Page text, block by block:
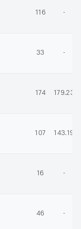
116 -
33 -
174 179.23
107 143.19
16 -
46 -